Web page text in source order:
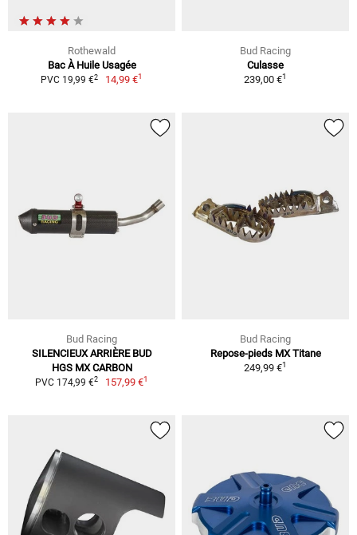
Rothewald
Bac À Huile Usagée
PVC 19,99 €2 14,99 €1
Bud Racing
Culasse
239,00 €1
Bud Racing
SILENCIEUX ARRIÈRE BUD
HGS MX CARBON
PVC 174,99 €2 157,99 €1
Bud Racing
Repose-pieds MX Titane
249,99 €1